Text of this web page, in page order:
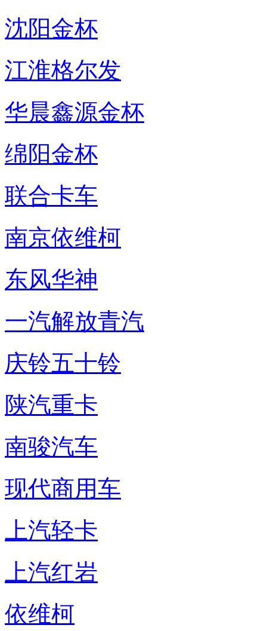
沈阳金杯
江淮格尔发
华晨鑫源金杯
绵阳金杯
联合卡车
南京依维柯
东风华神
一汽解放青汽
庆铃五十铃
陕汽重卡
南骏汽车
现代商用车
上汽轻卡
上汽红岩
依维柯